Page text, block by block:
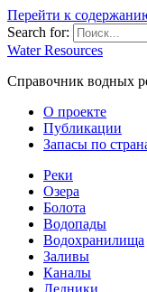
Перейти к
Search for:
Water Resources
Справочник водных
О проекте
Публикации
Запасы по
Реки
Озера
Болота
Водопады
Водохранилища
Заливы
Каналы
Ледники